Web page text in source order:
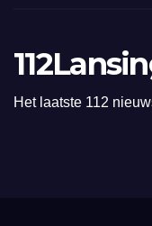
Het laatste 112